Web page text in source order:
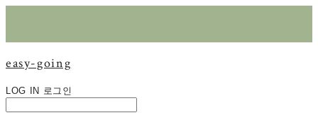
easy-going
LOG IN 로그인